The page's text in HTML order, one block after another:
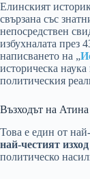
Елинският
свързана със
непосредствен
избухналата през
написването на „
историческа
политическия
Възходът на Атина
Това е един от
най-честият
политическо